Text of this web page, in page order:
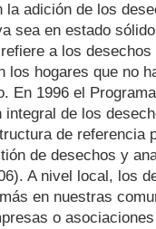
adición de los
sea en estado
a los
los hogares que no
En 1996 el
integral de los
de referencia
de desechos y
A nivel local, los
en nuestras
o